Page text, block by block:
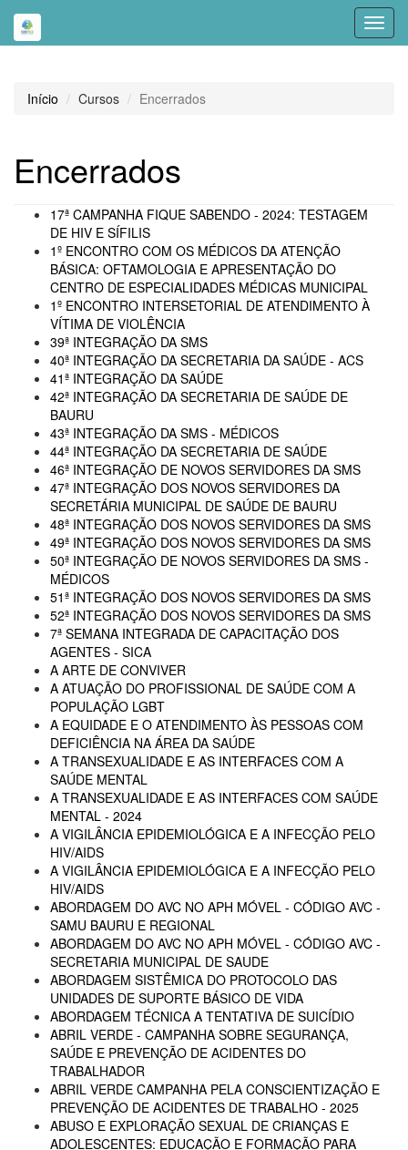
Início Cursos Encerrados
Encerrados
17ª CAMPANHA FIQUE SABENDO - 2024: TESTAGEM
DE HIV E SÍFILIS
1º ENCONTRO COM OS MÉDICOS DA ATENÇÃO
BÁSICA: OFTAMOLOGIA E APRESENTAÇÃO DO
CENTRO DE ESPECIALIDADES MÉDICAS MUNICIPAL
1º ENCONTRO INTERSETORIAL DE ATENDIMENTO À
VÍTIMA DE VIOLÊNCIA
39ª INTEGRAÇÃO DA SMS
40ª INTEGRAÇÃO DA SECRETARIA DA SAÚDE - ACS
41ª INTEGRAÇÃO DA SAÚDE
42ª INTEGRAÇÃO DA SECRETARIA DE SAÚDE DE
BAURU
43ª INTEGRAÇÃO DA SMS - MÉDICOS
44ª INTEGRAÇÃO DA SECRETARIA DE SAÚDE
46ª INTEGRAÇÃO DE NOVOS SERVIDORES DA SMS
47ª INTEGRAÇÃO DOS NOVOS SERVIDORES DA
SECRETÁRIA MUNICIPAL DE SAÚDE DE BAURU
48ª INTEGRAÇÃO DOS NOVOS SERVIDORES DA SMS
49ª INTEGRAÇÃO DOS NOVOS SERVIDORES DA SMS
50ª INTEGRAÇÃO DE NOVOS SERVIDORES DA SMS -
MÉDICOS
51ª INTEGRAÇÃO DOS NOVOS SERVIDORES DA SMS
52ª INTEGRAÇÃO DOS NOVOS SERVIDORES DA SMS
7ª SEMANA INTEGRADA DE CAPACITAÇÃO DOS
AGENTES - SICA
A ARTE DE CONVIVER
A ATUAÇÃO DO PROFISSIONAL DE SAÚDE COM A
POPULAÇÃO LGBT
A EQUIDADE E O ATENDIMENTO ÀS PESSOAS COM
DEFICIÊNCIA NA ÁREA DA SAÚDE
A TRANSEXUALIDADE E AS INTERFACES COM A
SAÚDE MENTAL
A TRANSEXUALIDADE E AS INTERFACES COM SAÚDE
MENTAL - 2024
A VIGILÂNCIA EPIDEMIOLÓGICA E A INFECÇÃO PELO
HIV/AIDS
A VIGILÂNCIA EPIDEMIOLÓGICA E A INFECÇÃO PELO
HIV/AIDS
ABORDAGEM DO AVC NO APH MÓVEL - CÓDIGO AVC -
SAMU BAURU E REGIONAL
ABORDAGEM DO AVC NO APH MÓVEL - CÓDIGO AVC -
SECRETARIA MUNICIPAL DE SAUDE
ABORDAGEM SISTÊMICA DO PROTOCOLO DAS
UNIDADES DE SUPORTE BÁSICO DE VIDA
ABORDAGEM TÉCNICA A TENTATIVA DE SUICÍDIO
ABRIL VERDE - CAMPANHA SOBRE SEGURANÇA,
SAÚDE E PREVENÇÃO DE ACIDENTES DO
TRABALHADOR
ABRIL VERDE CAMPANHA PELA CONSCIENTIZAÇÃO E
PREVENÇÃO DE ACIDENTES DE TRABALHO - 2025
ABUSO E EXPLORAÇÃO SEXUAL DE CRIANÇAS E
ADOLESCENTES: EDUCAÇÃO E FORMAÇÃO PARA